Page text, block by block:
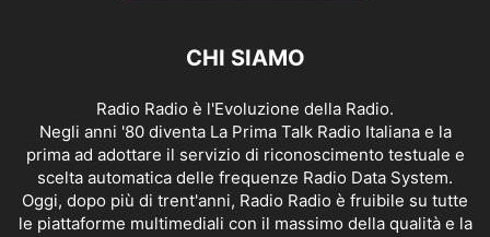
CHI SIAMO
Radio Radio è l'Evoluzione della Radio.
Negli anni '80 diventa La Prima Talk Radio Italiana e la
prima ad adottare il servizio di riconoscimento testuale e
scelta automatica delle frequenze Radio Data System.
Oggi, dopo più di trent'anni, Radio Radio è fruibile su tutte
le piattaforme multimediali con il massimo della qualità e la